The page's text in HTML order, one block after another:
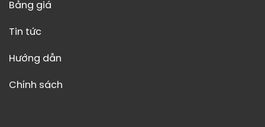
Bảng giá
Tin tức
Hướng dẫn
Chính sách